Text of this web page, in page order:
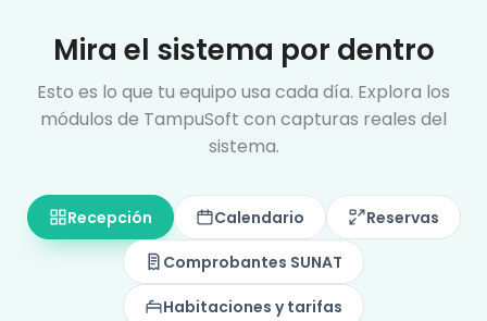
Mira el sistema por dentro
Esto es lo que tu equipo usa cada día. Explora los
módulos de TampuSoft con capturas reales del
sistema.
Recepción Calendario Reservas
Comprobantes SUNAT
Habitaciones y tarifas